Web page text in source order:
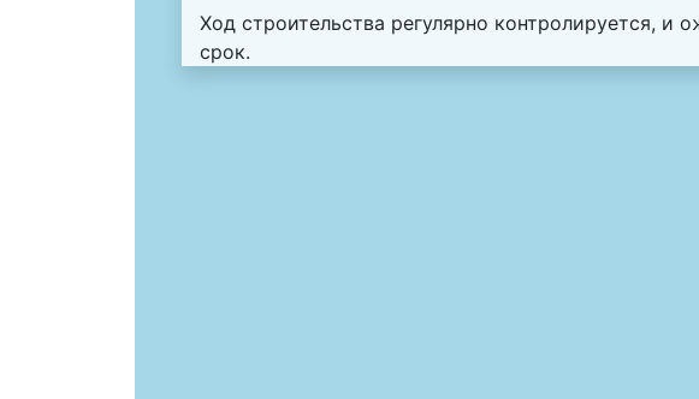
Ход строительства регулярно контролируется, и
срок.